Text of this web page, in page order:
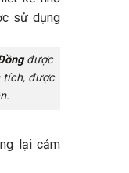
được
tích, được